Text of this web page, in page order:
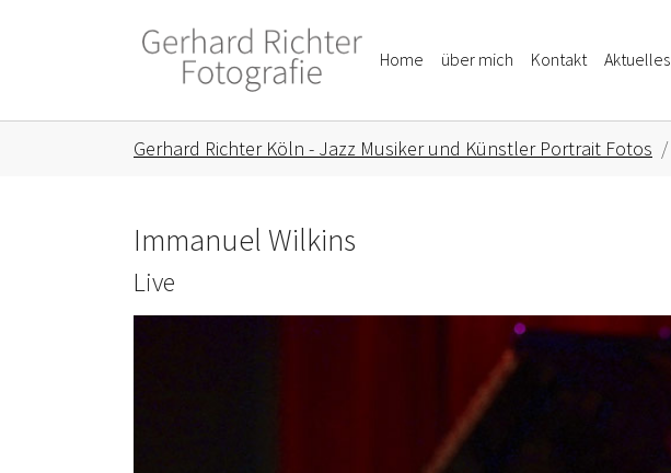
Home über mich Kontakt Aktuelles
Gerhard Richter Köln - Jazz Musiker und Künstler Portrait Fotos
Immanuel Wilkins
Live
Show larger version for: